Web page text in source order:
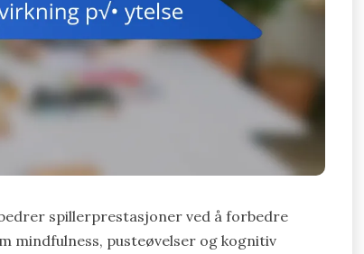
spillerprestasjoner ved å forbedre
mindfulness, pusteøvelser og kognitiv